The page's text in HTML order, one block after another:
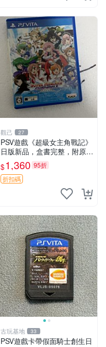
觀己 27
PSV遊戲《超級女主角戰記》
日版新品，盒書完整，附原裝
包裝，玩樂典藏款，成就全開
任你挑戰 超級女主角戰記 PS
V 游戲 日版 成就全開 DLC 全
$1,360 95折
折扣碼
古玩基地 33
PSV遊戲卡帶假面騎士創生日